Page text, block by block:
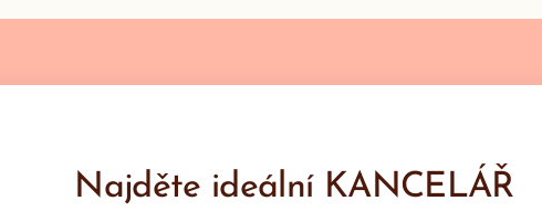
Najděte ideální KANCELÁŘ